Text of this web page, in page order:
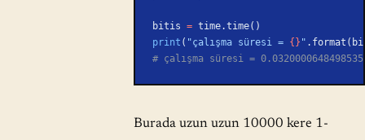
bitis = time.time()
print ( "çalışma süresi = {} "
# çalışma süresi =
Burada uzun uzun 10000 kere 1-